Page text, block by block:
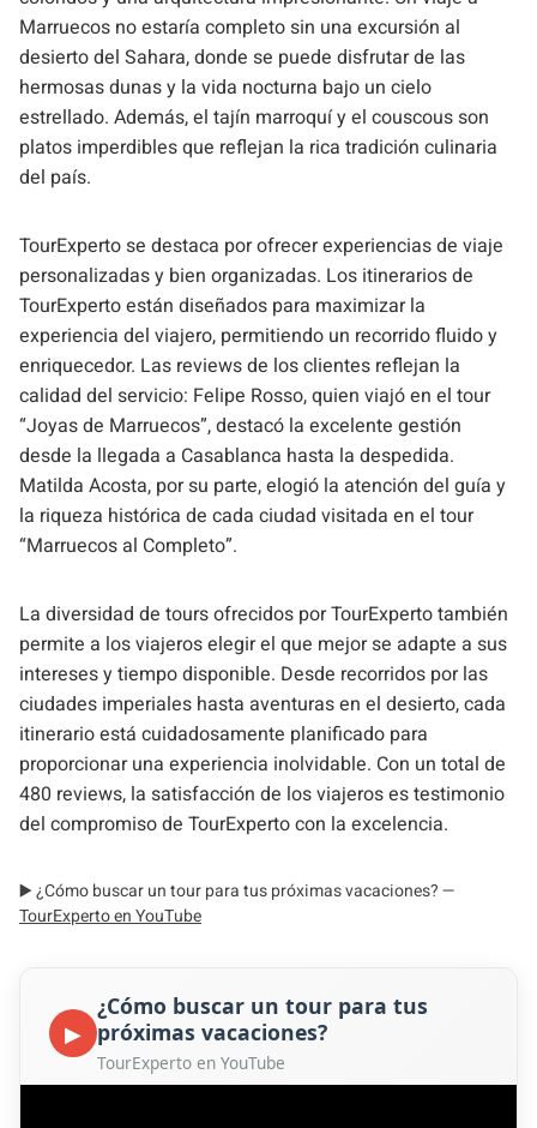
Marruecos no estaría completo sin una excursión al
desierto del Sahara, donde se puede disfrutar de las
hermosas dunas y la vida nocturna bajo un cielo
estrellado. Además, el tajín marroquí y el couscous son
platos imperdibles que reflejan la rica tradición culinaria
del país.
TourExperto se destaca por ofrecer experiencias de viaje
personalizadas y bien organizadas. Los itinerarios de
TourExperto están diseñados para maximizar la
experiencia del viajero, permitiendo un recorrido fluido y
enriquecedor. Las reviews de los clientes reflejan la
calidad del servicio: Felipe Rosso, quien viajó en el tour
“Joyas de Marruecos”, destacó la excelente gestión
desde la llegada a Casablanca hasta la despedida.
Matilda Acosta, por su parte, elogió la atención del guía y
la riqueza histórica de cada ciudad visitada en el tour
“Marruecos al Completo”.
La diversidad de tours ofrecidos por TourExperto también
permite a los viajeros elegir el que mejor se adapte a sus
intereses y tiempo disponible. Desde recorridos por las
ciudades imperiales hasta aventuras en el desierto, cada
itinerario está cuidadosamente planificado para
proporcionar una experiencia inolvidable. Con un total de
480 reviews, la satisfacción de los viajeros es testimonio
del compromiso de TourExperto con la excelencia.
▶️ ¿Cómo buscar un tour para tus próximas vacaciones? —
TourExperto en YouTube
▶
¿Cómo buscar un tour para tus
próximas vacaciones?
TourExperto en YouTube